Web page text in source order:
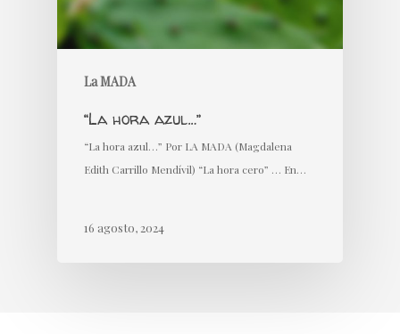
La MADA
“La hora azul…”
“La hora azul…” Por LA MADA (Magdalena
Edith Carrillo Mendívil) “La hora cero” … En…
16 agosto, 2024